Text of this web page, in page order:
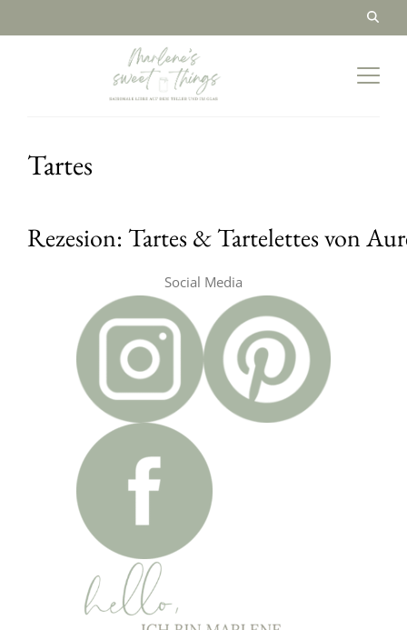
Tartes
Rezesion: Tartes & Tartelettes von
Social Media